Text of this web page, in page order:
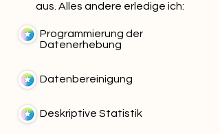
aus. Alles andere erledige ich:
Programmierung der
Datenerhebung
Datenbereinigung
Deskriptive Statistik